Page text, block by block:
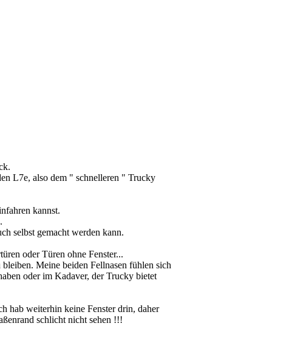
L7e, also dem " schnelleren " Trucky
kannst.
selbst gemacht werden kann.
oder Türen ohne Fenster...
Meine beiden Fellnasen fühlen sich
oder im Kadaver, der Trucky bietet
hab weiterhin keine Fenster drin, daher
schlicht nicht sehen !!!